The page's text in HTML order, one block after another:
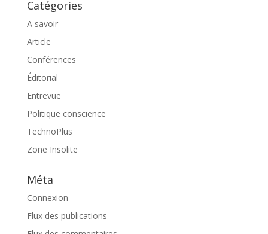
Catégories
A savoir
Article
Conférences
Éditorial
Entrevue
Politique conscience
TechnoPlus
Zone Insolite
Méta
Connexion
Flux des publications